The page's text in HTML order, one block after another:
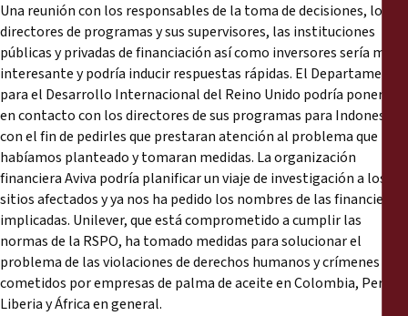
Una reunión con los responsables de la toma de decisiones, los
directores de programas y sus supervisores, las instituciones
públicas y privadas de financiación así como inversores sería muy
interesante y podría inducir respuestas rápidas. El Departamento
para el Desarrollo Internacional del Reino Unido podría ponerse
en contacto con los directores de sus programas para Indonesia
con el fin de pedirles que prestaran atención al problema que
habíamos planteado y tomaran medidas. La organización
financiera Aviva podría planificar un viaje de investigación a los
sitios afectados y ya nos ha pedido los nombres de las financieras
implicadas. Unilever, que está comprometido a cumplir las
normas de la RSPO, ha tomado medidas para solucionar el
problema de las violaciones de derechos humanos y crímenes
cometidos por empresas de palma de aceite en Colombia, Perú,
Liberia y África en general.